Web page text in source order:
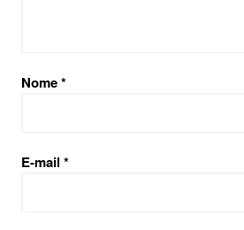
Nome*
E-mail *